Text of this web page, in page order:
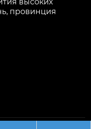
высоких
провинция